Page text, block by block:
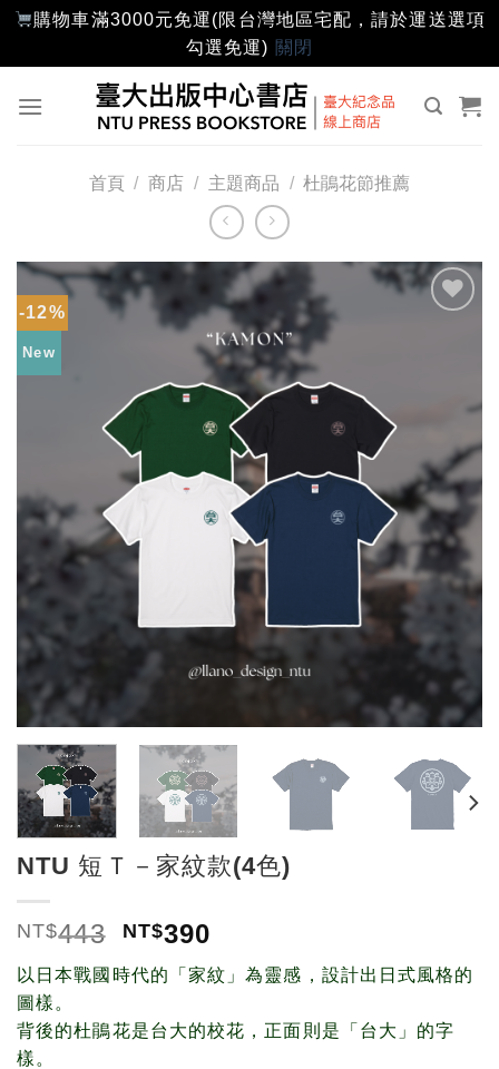
購物車滿3000元免運(限台灣地區宅配，請於運送選項
勾選免運) 關閉
首頁 / 商店 / 主題商品 / 杜鵑花節推薦
-12%
New
NTU 短Ｔ－家紋款(4色)
NT$443 NT$390
以日本戰國時代的「家紋」為靈感，設計出日式風格的
圖樣。
背後的杜鵑花是台大的校花，正面則是「台大」的字
樣。